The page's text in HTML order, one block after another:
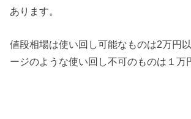
あります。
値段相場は使い回し可能なものは2万円
ージのような使い回し不可のものは１万